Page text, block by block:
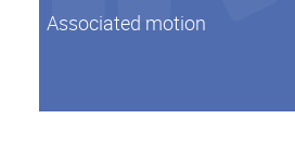
Associated motion